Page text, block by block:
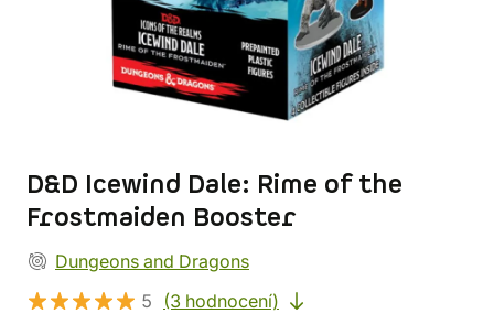
D&D Icewind Dale: Rime of the
Frostmaiden Booster
Dungeons and Dragons
5
(3 hodnocení)